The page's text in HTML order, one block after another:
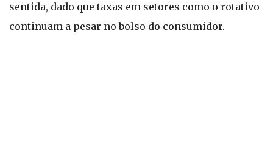
sentida, dado que taxas em setores como o rotativo
continuam a pesar no bolso do consumidor.